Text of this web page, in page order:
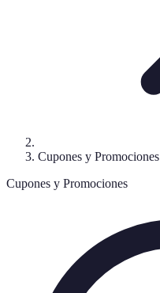
Cupones y Promociones
Cupones y Promociones